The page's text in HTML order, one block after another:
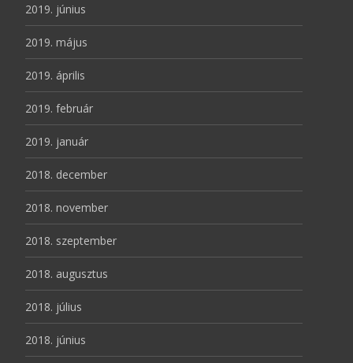
2019. június
2019. május
2019. április
2019. február
2019. január
2018. december
2018. november
2018. szeptember
2018. augusztus
2018. július
2018. június